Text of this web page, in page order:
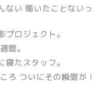
ない 聞いたことないっ
ロジェクト。
間。
たスタッフ。
ろ ついにその瞬間が！